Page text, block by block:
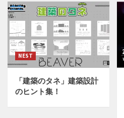
NEST
「建築のタネ」建築設計
のヒント集！